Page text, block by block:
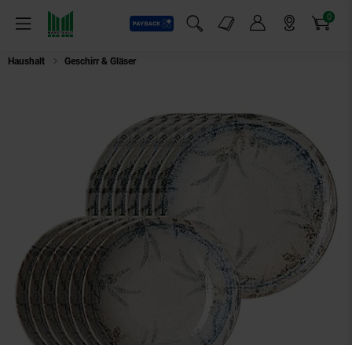
Menü
Payback
Suchfeld einblenden
Markt-Angebote 0
Artikel
Haushalt Geschirr & Gläser